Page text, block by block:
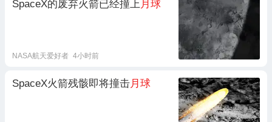
SpaceX的废弃火箭已经撞上 月球
NASA航天爱好者 4小时前
SpaceX火箭残骸即将撞击月球